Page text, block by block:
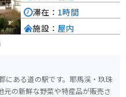
にある道の駅です。耶馬渓・玖珠
の新鮮な野菜や特産品が販売さ
滞在： 1時間
施設： 屋内